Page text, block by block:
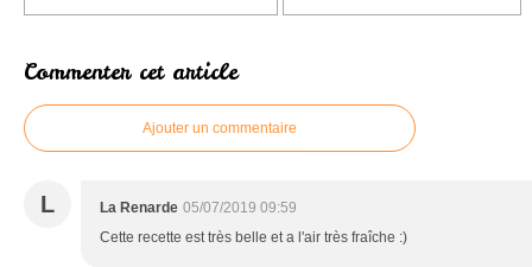
Commenter cet article
Ajouter un commentaire
L La Renarde 05/07/2019 09:59
Cette recette est très belle et a l'air très fraîche :)